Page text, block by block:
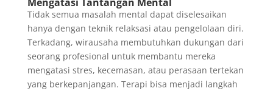
Tidak semua masalah mental dapat diselesaikan
hanya dengan teknik relaksasi atau pengelolaan diri.
Terkadang, wirausaha membutuhkan dukungan dari
seorang profesional untuk membantu mereka
mengatasi stres, kecemasan, atau perasaan tertekan
yang berkepanjangan. Terapi bisa menjadi langkah